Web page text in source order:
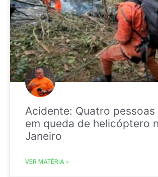
Acidente: Quatro pessoas
em queda de helicóptero
Janeiro
VER MATÉRIA »